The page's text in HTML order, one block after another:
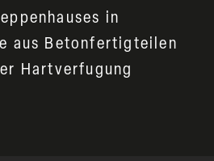
in
aus Betonfertigteilen
Hartverfugung